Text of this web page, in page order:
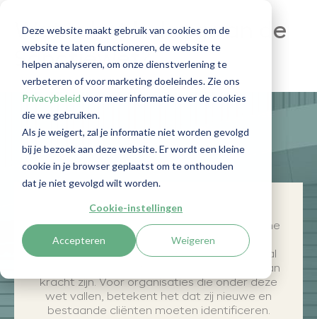
Deze website maakt gebruik van cookies om de
website te laten functioneren, de website te
helpen analyseren, om onze dienstverlening te
verbeteren of voor marketing doeleindes. Zie ons
Privacybeleid voor meer informatie over de cookies
die we gebruiken.
Als je weigert, zal je informatie niet worden gevolgd
bij je bezoek aan deze website. Er wordt een kleine
cookie in je browser geplaatst om te onthouden
dat je niet gevolgd wilt worden.
Cookie-instellingen
Accepteren Weigeren
Wat is het belang van de
Sanctiewet?
De Sanctiewet stamt uit 1977 en is in het
leven geroepen om witwassen en terrorisme
te bestrijden. Binnen deze wet voert
Nederland de sancties uit die internationaal
in de Verenigde Naties en Europese Unie van
kracht zijn. Voor organisaties die onder deze
wet vallen, betekent het dat zij nieuwe en
bestaande cliënten moeten identificeren.